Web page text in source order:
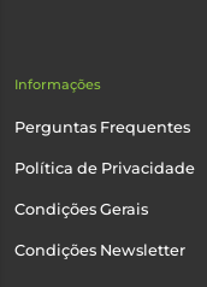
Informações
Perguntas Frequentes
Política de Privacidade
Condições Gerais
Condições Newsletter